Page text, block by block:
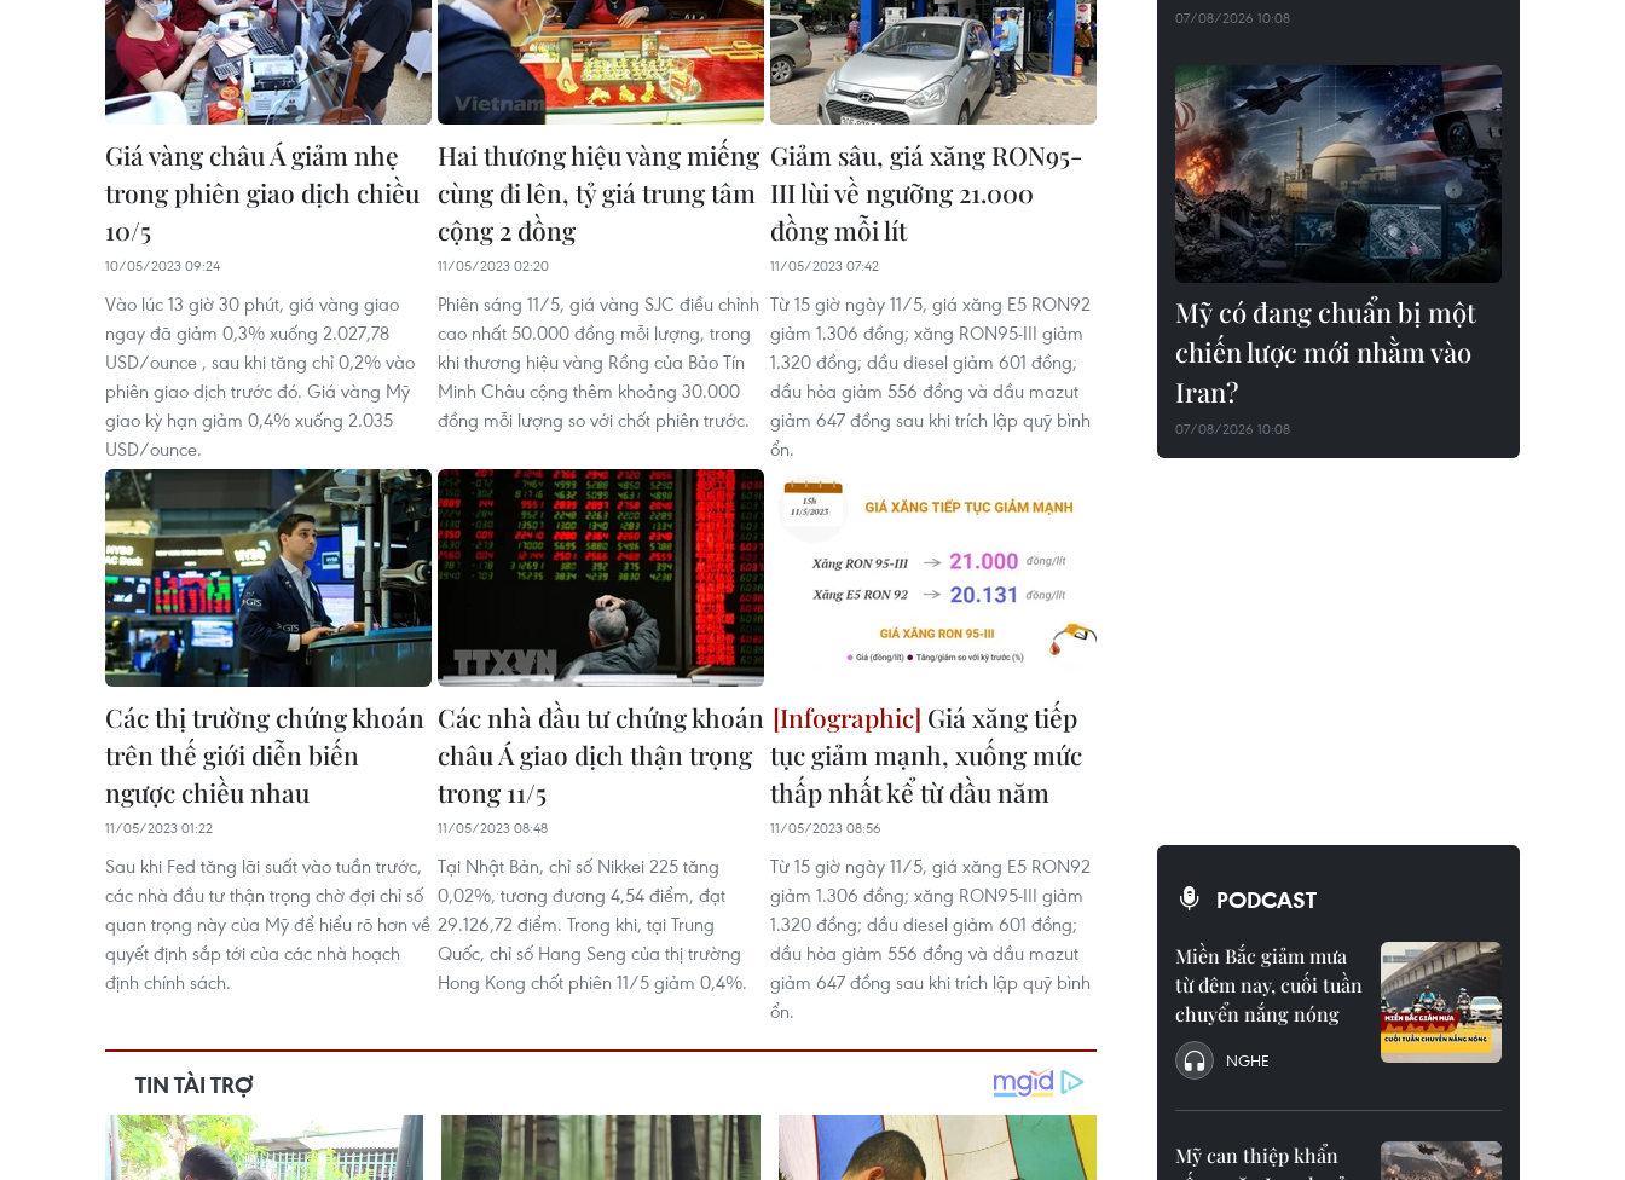
Giá vàng châu Á giảm nhẹ
trong phiên giao dịch chiều
10/5
10/05/2023 09:24
Vào lúc 13 giờ 30 phút, giá vàng giao
ngay đã giảm 0,3% xuống 2.027,78
USD/ounce , sau khi tăng chỉ 0,2% vào
phiên giao dịch trước đó. Giá vàng Mỹ
giao kỳ hạn giảm 0,4% xuống 2.035
USD/ounce.
Hai thương hiệu vàng miếng
cùng đi lên, tỷ giá trung tâm
cộng 2 đồng
11/05/2023 02:20
Phiên sáng 11/5, giá vàng SJC điều chỉnh
cao nhất 50.000 đồng mỗi lượng, trong
khi thương hiệu vàng Rồng của Bảo Tín
Minh Châu cộng thêm khoảng 30.000
đồng mỗi lượng so với chốt phiên trước.
Giảm sâu, giá xăng RON95-
III lùi về ngưỡng 21.000
đồng mỗi lít
11/05/2023 07:42
Từ 15 giờ ngày 11/5, giá xăng E5 RON92
giảm 1.306 đồng; xăng RON95-III giảm
1.320 đồng; dầu diesel giảm 601 đồng;
dầu hỏa giảm 556 đồng và dầu mazut
giảm 647 đồng sau khi trích lập quỹ bình
ổn.
Các thị trường chứng khoán
trên thế giới diễn biến
ngược chiều nhau
11/05/2023 01:22
Sau khi Fed tăng lãi suất vào tuần trước,
các nhà đầu tư thận trọng chờ đợi chỉ số
quan trọng này của Mỹ để hiểu rõ hơn về
quyết định sắp tới của các nhà hoạch
định chính sách.
Các nhà đầu tư chứng khoán
châu Á giao dịch thận trọng
trong 11/5
11/05/2023 08:48
Tại Nhật Bản, chỉ số Nikkei 225 tăng
0,02%, tương đương 4,54 điểm, đạt
29.126,72 điểm. Trong khi, tại Trung
Quốc, chỉ số Hang Seng của thị trường
Hong Kong chốt phiên 11/5 giảm 0,4%.
Giá xăng tiếp
tục giảm mạnh, xuống mức
thấp nhất kể từ đầu năm
11/05/2023 08:56
Từ 15 giờ ngày 11/5, giá xăng E5 RON92
giảm 1.306 đồng; xăng RON95-III giảm
1.320 đồng; dầu diesel giảm 601 đồng;
dầu hỏa giảm 556 đồng và dầu mazut
giảm 647 đồng sau khi trích lập quỹ bình
ổn.
07/08/2026 10:08
Mỹ có đang chuẩn bị một
chiến lược mới nhằm vào
Iran?
07/08/2026 10:08
PODCAST
Miền Bắc giảm mưa
từ đêm nay, cuối tuần
chuyển nắng nóng
NGHE
Mỹ can thiệp khẩn